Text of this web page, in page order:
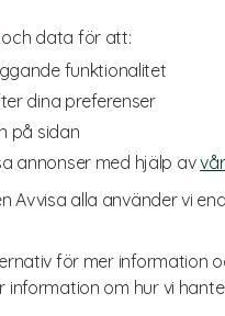
och data för att:
funktionalitet
dina preferenser
på sidan
annonser med hjälp av
Avvisa alla använder vi
för mer information
information om hur vi